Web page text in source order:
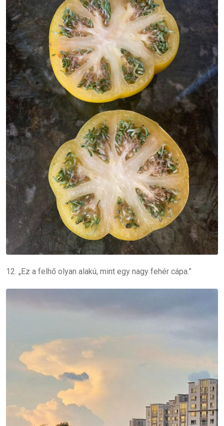
12. „Ez a felhő olyan alakú, mint egy nagy fehér cápa.”